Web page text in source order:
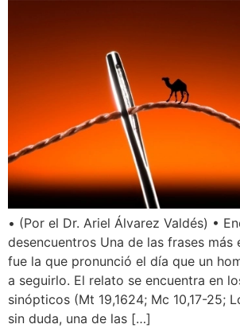
• (Por el Dr. Ariel Álvarez Valdés) •
desencuentros Una de las frases más
fue la que pronunció el día que un
a seguirlo. El relato se encuentra en
sinópticos (Mt 19,1624; Mc 10,17-25;
sin duda, una de las […]